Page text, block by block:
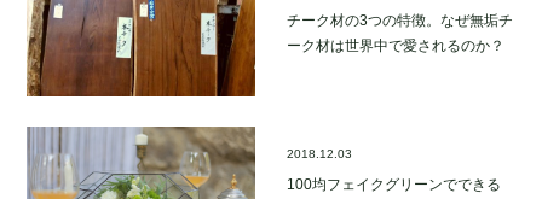
チーク材の3つの特徴。なぜ無垢チ
ーク材は世界中で愛されるのか？
2018.12.03
100均フェイクグリーンでできる